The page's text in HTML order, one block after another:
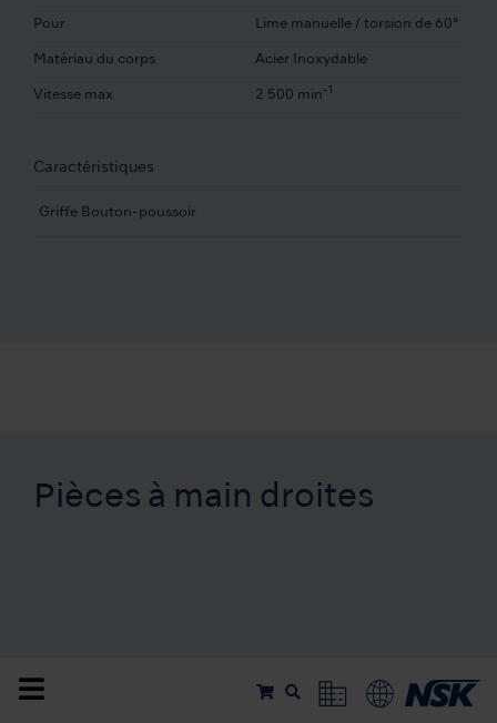
Pour Lime manuelle / torsion de 60°
Matériau du corps Acier Inoxydable
Vitesse max 2 500 min -1
Caractéristiques
Griffe Bouton-poussoir
Pièces à main droites
FX65m